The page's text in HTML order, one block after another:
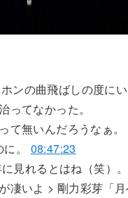
ンの曲飛ばしの度に
ってなかった。
て無いんだろうなぁ。
。 08:47:23
見れるとはね（笑）
凄いよ > 剛力彩芽「